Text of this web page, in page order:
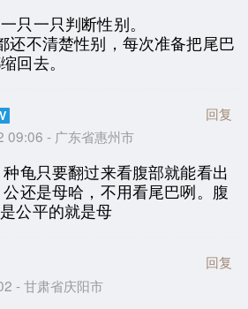
只一只判断性别。
还不清楚性别，每次准备把尾巴
回去。
09:06 - 广东省惠州市
回复
种龟只要翻过来看腹部就能看出
公还是母哈，不用看尾巴咧。腹
公平的就是母
- 甘肃省庆阳市
回复